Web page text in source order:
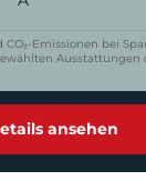
Emissionen bei
Ausstattungen
ansehen